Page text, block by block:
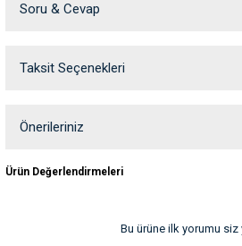
Kemikleri
Soru & Cevap
Ürün hakkında henüz soru
Taksit Seçenekleri
Önerileriniz
yetersiz gördüğünüz noktaları öneri formunu
Ürün Değerlendirmeleri
Bu ürüne ilk yorumu siz